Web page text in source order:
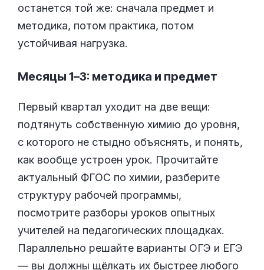
останется той же: сначала предмет и
методика, потом практика, потом
устойчивая нагрузка.
Месяцы 1–3: методика и предмет
Первый квартал уходит на две вещи:
подтянуть собственную химию до уровня,
с которого не стыдно объяснять, и понять,
как вообще устроен урок. Прочитайте
актуальный ФГОС по химии, разберите
структуру рабочей программы,
посмотрите разборы уроков опытных
учителей на педагогических площадках.
Параллельно решайте варианты ОГЭ и ЕГЭ
— вы должны щёлкать их быстрее любого